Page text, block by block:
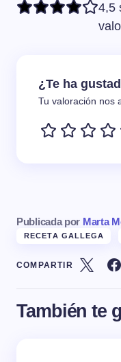
4,5
¿Te ha
Tu valoración nos
Publicada por Marta
RECETA GALLEGA
COMPARTIR
También te